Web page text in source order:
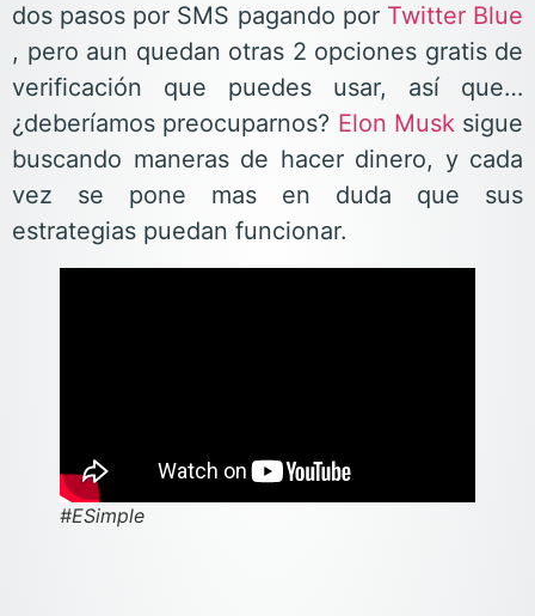
dos pasos por SMS pagando por Twitter Blue
, pero aun quedan otras 2 opciones gratis de
verificación que puedes usar, así que…
¿deberíamos preocuparnos? Elon Musksigue
buscando maneras de hacer dinero, y cada
vez se pone mas en duda que sus
estrategias puedan funcionar.
#ESimple